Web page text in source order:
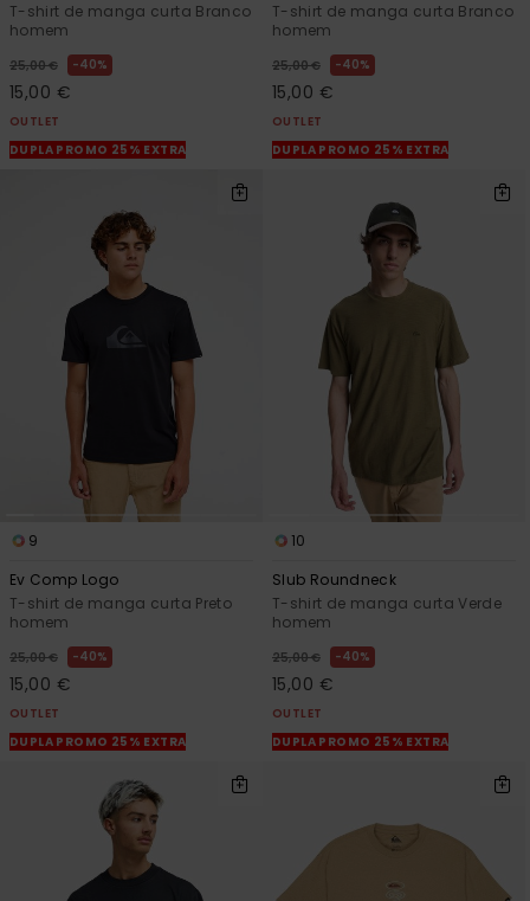
T-shirt de manga curta Branco
homem
25,00 € 40%
15,00 €
OUTLET
DUPLA PROMO 25% EXTRA
T-shirt de manga curta Branco
homem
25,00 € 40%
15,00 €
OUTLET
DUPLA PROMO 25% EXTRA
9
Ev Comp Logo
T-shirt de manga curta Preto
homem
25,00 € 40%
15,00 €
OUTLET
DUPLA PROMO 25% EXTRA
10
Slub Roundneck
T-shirt de manga curta Verde
homem
25,00 € 40%
15,00 €
OUTLET
DUPLA PROMO 25% EXTRA